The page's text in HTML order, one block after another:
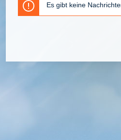
Es gibt keine